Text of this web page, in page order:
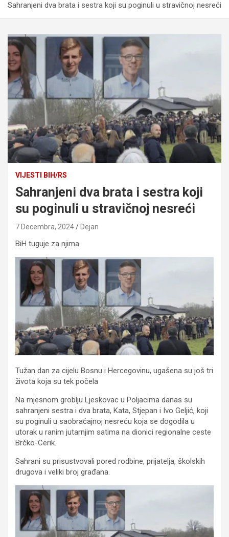
Sahranjeni dva brata i sestra koji su poginuli u stravičnoj nesreći
VIJESTI BIH/RS
Sahranjeni dva brata i sestra koji
su poginuli u stravičnoj nesreći
7 Decembra, 2024 Dejan
BiH tuguje za njima
Tužan dan za cijelu Bosnu i Hercegovinu, ugašena su još tri
života koja su tek počela
Na mjesnom groblju Ljeskovac u Poljacima danas su
sahranjeni sestra i dva brata, Kata, Stjepan i Ivo Geljić, koji
su poginuli u saobraćajnoj nesreću koja se dogodila u
utorak u ranim jutarnjim satima na dionici regionalne ceste
Brčko-Cerik.
Sahrani su prisustvovali pored rodbine, prijatelja, školskih
drugova i veliki broj građana.